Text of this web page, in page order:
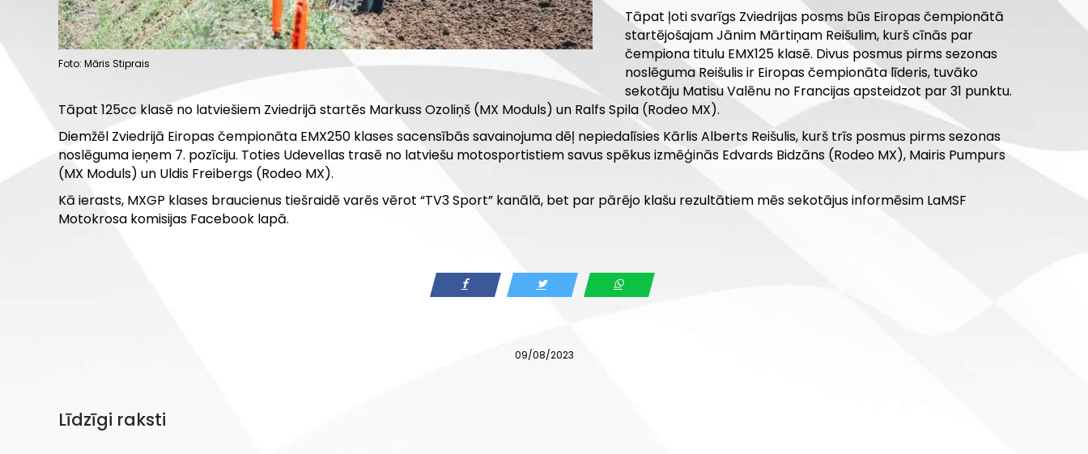
Foto: Māris Stiprais
Tāpat ļoti svarīgs Zviedrijas posms būs Eiropas čempionātā
startējošajam Jānim Mārtiņam Reišulim, kurš cīnās par
čempiona titulu EMX125 klasē. Divus posmus pirms sezonas
noslēguma Reišulis ir Eiropas čempionāta līderis, tuvāko
sekotāju Matisu Valēnu no Francijas apsteidzot par 31 punktu.
Tāpat 125cc klasē no latviešiem Zviedrijā startēs Markuss Ozoliņš (MX Moduls) un Ralfs Spila (Rodeo MX).
Diemžēl Zviedrijā Eiropas čempionāta EMX250 klases sacensībās savainojuma dēļ nepiedalīsies Kārlis Alberts Reišulis, kurš trīs posmus pirms sezonas
noslēguma ieņem 7. pozīciju. Toties Udevellas trasē no latviešu motosportistiem savus spēkus izmēģinās Edvards Bidzāns (Rodeo MX), Mairis Pumpurs
(MX Moduls) un Uldis Freibergs (Rodeo MX).
Kā ierasts, MXGP klases braucienus tiešraidē varēs vērot “TV3 Sport” kanālā, bet par pārējo klašu rezultātiem mēs sekotājus informēsim LaMSF
Motokrosa komisijas Facebook lapā.
09/08/2023
Līdzīgi raksti